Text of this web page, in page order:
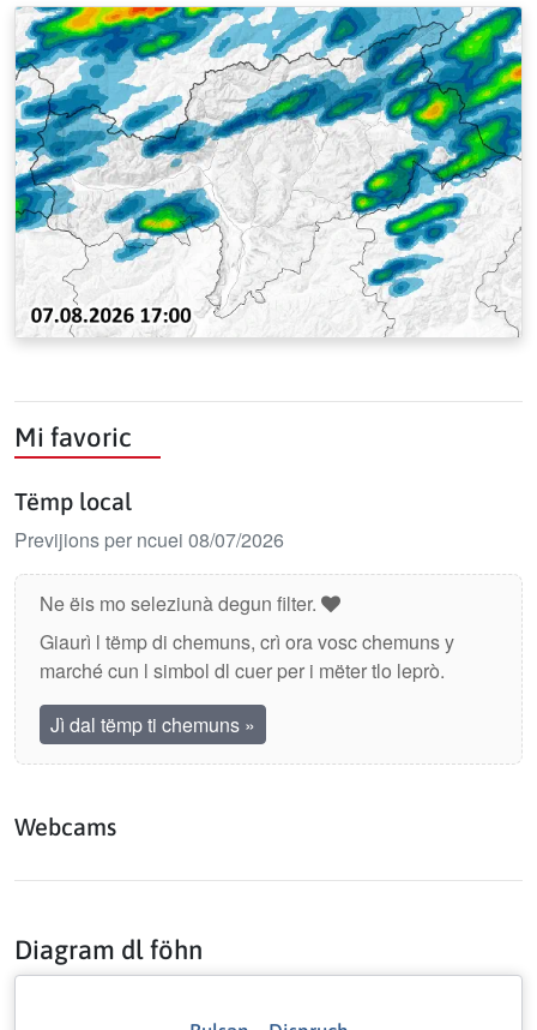
Mi favoric
Tëmp local
Previjions per ncuei 08/07/2026
Ne ëis mo seleziunà degun filter.
Giaurì l tëmp di chemuns, crì ora vosc chemuns y
marché cun l simbol dl cuer per i mëter tlo leprò.
Jì dal tëmp ti chemuns »
Webcams
Diagram dl föhn